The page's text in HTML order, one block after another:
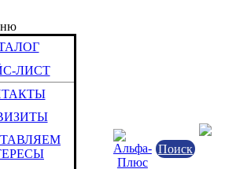
ЛИСТ
Поиск
12_В 120Ач Security Force SF
Химические
Вторичные ХИТ